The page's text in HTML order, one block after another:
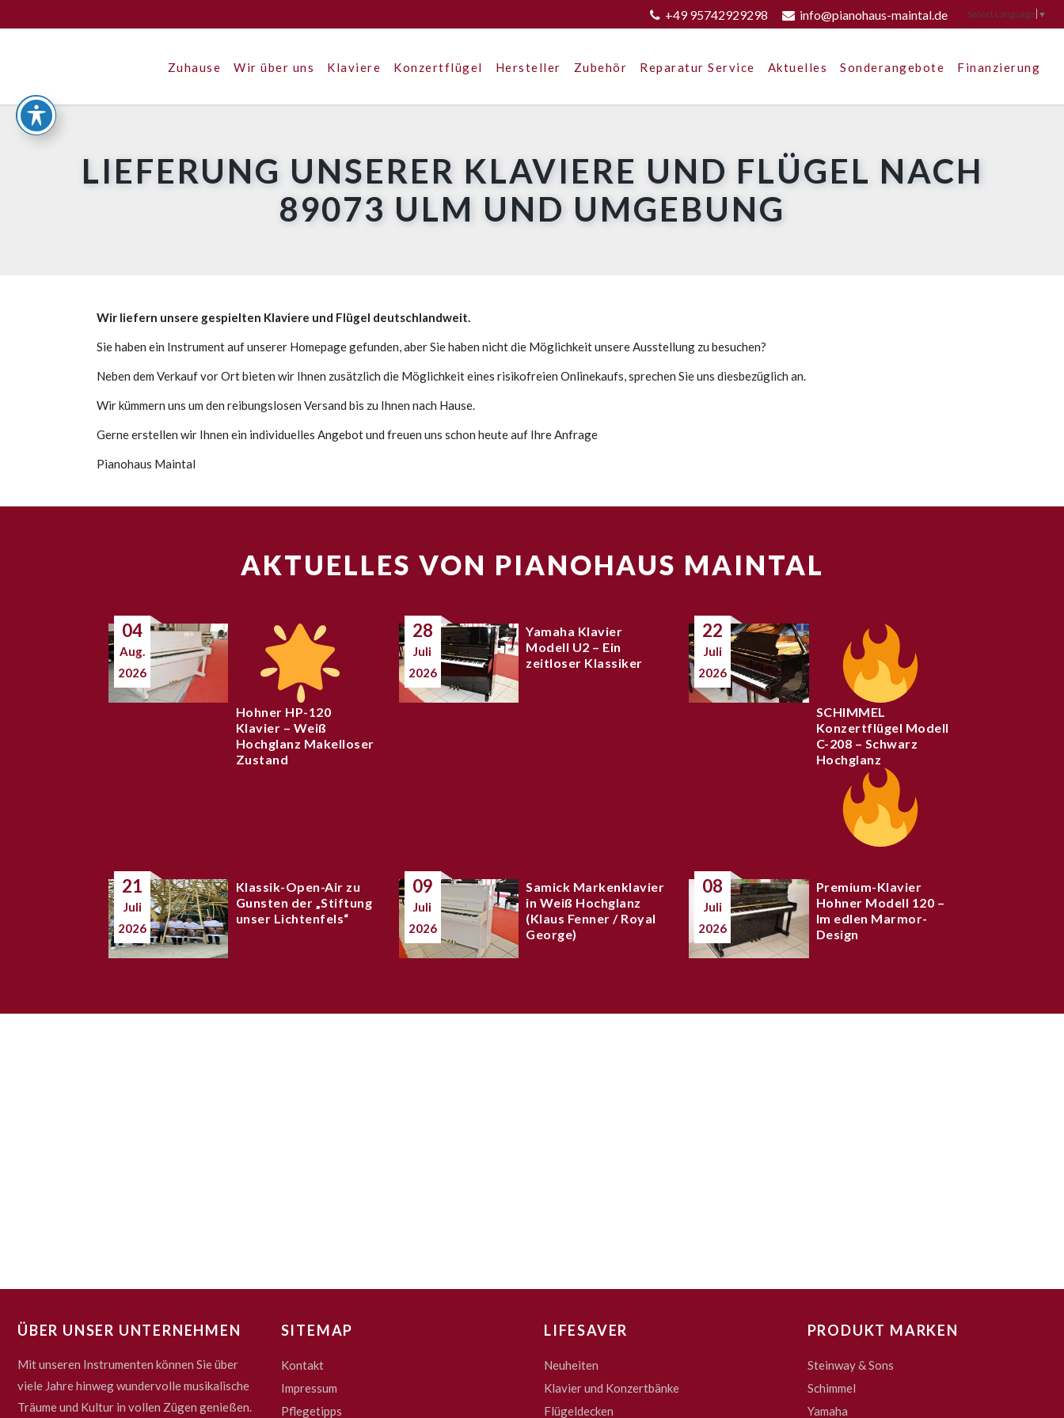
+49 95742929298 info@pianohaus-maintal.de Select Language ▼
Zuhause Wir über uns Klaviere Konzertflügel Hersteller Zubehör Reparatur Service Aktuelles Sonderangebote Finanzierung
LIEFERUNG UNSERER KLAVIERE UND FLÜGEL NACH
89073 ULM UND UMGEBUNG
Wir liefern unsere gespielten Klaviere und Flügel deutschlandweit.
Sie haben ein Instrument auf unserer Homepage gefunden, aber Sie haben nicht die Möglichkeit unsere Ausstellung zu besuchen?
Neben dem Verkauf vor Ort bieten wir Ihnen zusätzlich die Möglichkeit eines risikofreien Onlinekaufs, sprechen Sie uns diesbezüglich an.
Wir kümmern uns um den reibungslosen Versand bis zu Ihnen nach Hause.
Gerne erstellen wir Ihnen ein individuelles Angebot und freuen uns schon heute auf Ihre Anfrage
Pianohaus Maintal
AKTUELLES VON PIANOHAUS MAINTAL
04
Aug.
2026
Hohner HP-120
Klavier – Weiß
Hochglanz Makelloser
Zustand
28
Juli
2026
Yamaha Klavier
Modell U2 – Ein
zeitloser Klassiker
22
Juli
2026
SCHIMMEL
Konzertflügel Modell
C-208 – Schwarz
Hochglanz
21
Juli
2026
Klassik-Open-Air zu
Gunsten der „Stiftung
unser Lichtenfels“
09
Juli
2026
Samick Markenklavier
in Weiß Hochglanz
(Klaus Fenner / Royal
George)
08
Juli
2026
Premium-Klavier
Hohner Modell 120 –
Im edlen Marmor-
Design
ÜBER UNSER UNTERNEHMEN
Mit unseren Instrumenten können Sie über
viele Jahre hinweg wundervolle musikalische
Träume und Kultur in vollen Zügen genießen.
SITEMAP
Kontakt
Impressum
Pflegetipps
LIFESAVER
Neuheiten
Klavier und Konzertbänke
Flügeldecken
PRODUKT MARKEN
Steinway & Sons
Schimmel
Yamaha